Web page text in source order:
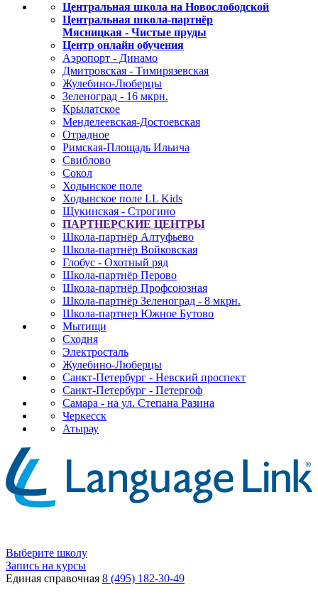
Центральная школа на Новослободской
Центральная школа-партнёр
Мясницкая - Чистые пруды
Центр онлайн обучения
Аэропорт - Динамо
Дмитровская - Тимирязевская
Жулебино-Люберцы
Зеленоград - 16 мкрн.
Крылатское
Менделеевская-Достоевская
Отрадное
Римская-Площадь Ильича
Свиблово
Сокол
Ходынское поле
Ходынское поле LL Kids
Щукинская - Строгино
ПАРТНЕРСКИЕ ЦЕНТРЫ
Школа-партнёр Алтуфьево
Школа-партнёр Войковская
Глобус - Охотный ряд
Школа-партнёр Перово
Школа-партнёр Профсоюзная
Школа-партнёр Зеленоград - 8 мкрн.
Школа-партнер Южное Бутово
Мытищи
Сходня
Электросталь
Жулебино-Люберцы
Санкт-Петербург - Невский проспект
Санкт-Петербург - Петергоф
Самара - на ул. Степана Разина
Черкесск
Атырау
Выберите школу
Запись на курсы
Единая справочная 8 (495) 182-30-49